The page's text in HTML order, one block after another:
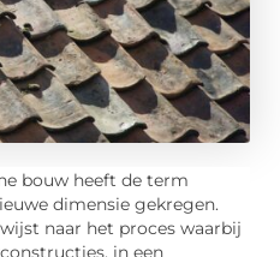
bouw heeft de term
dimensie gekregen.
naar het proces waarbij
in een